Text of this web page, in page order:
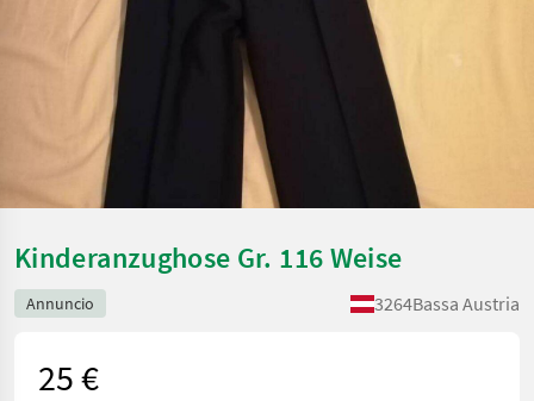
Kinderanzughose Gr. 116 Weise
Annuncio 3264Bassa Austria
25 €